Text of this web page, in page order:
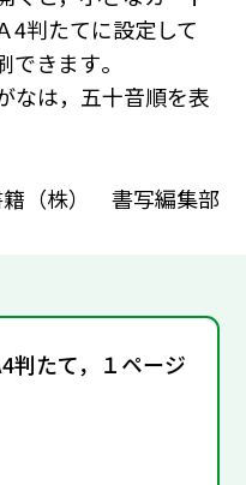
4判たてに設定して
できます｡
は，五十音順を表
籍（株） 書写編集部
判たて，１ページ